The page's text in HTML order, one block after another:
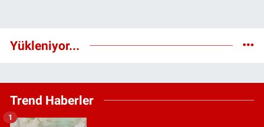
Yükleniyor...
Trend Haberler
1